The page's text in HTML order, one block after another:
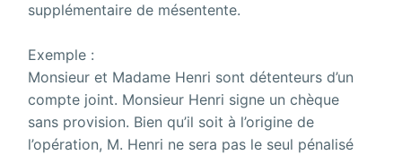
supplémentaire de mésentente.
Exemple :
Monsieur et Madame Henri sont détenteurs d’un
compte joint. Monsieur Henri signe un chèque
sans provision. Bien qu’il soit à l’origine de
l’opération, M. Henri ne sera pas le seul pénalisé